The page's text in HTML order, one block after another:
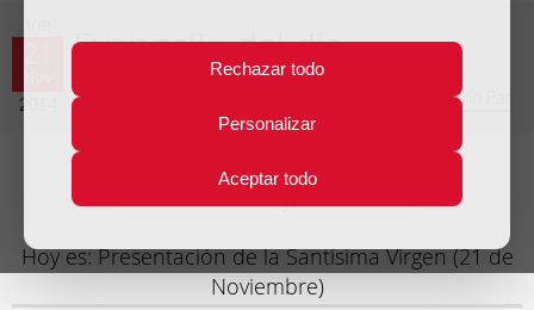
Rechazar todo
Personalizar
Aceptar todo
2014
Evangelio del día
Trigésimo tercera semana del Tiempo Ordinario - Año Par
Lecturas del día y comentario
Hoy es: Presentación de la Santísima Virgen (21 de
Noviembre)